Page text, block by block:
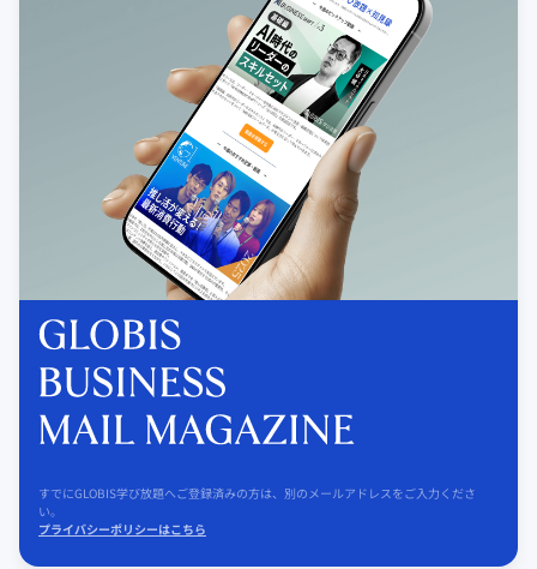
すでにGLOBIS学び放題へご登録済みの方は、別のメールアドレスをご入力くださ
い。
プライバシーポリシーはこちら